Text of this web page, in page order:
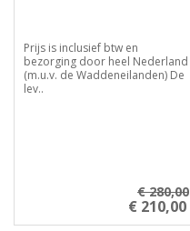
Prijs is inclusief btw en
bezorging door heel Nederland
(m.u.v. de Waddeneilanden) De
lev..
€ 280,00
€ 210,00